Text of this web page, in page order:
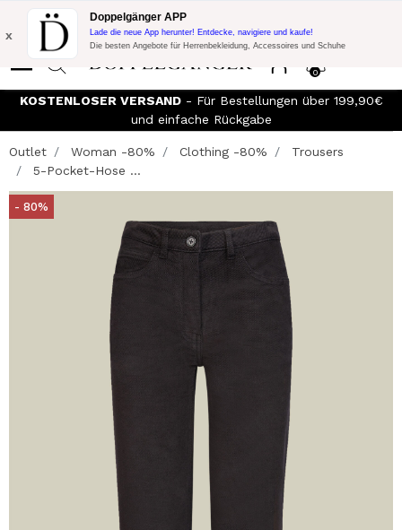
Blitzangebot:
10% Extra-Rabatt auf 300€ Einkauf mit Code:
DOPPEL300
0
x
Doppelgänger APP
Lade die neue App herunter! Entdecke, navigiere und kaufe!
Die besten Angebote für Herrenbekleidung, Accessoires und Schuhe
KOSTENLOSER VERSAND- Für Bestellungen über 199,90€
und einfache Rückgabe
Outlet Woman -80% Clothing -80%
Trousers
5-Pocket-Hose ...
- 80%